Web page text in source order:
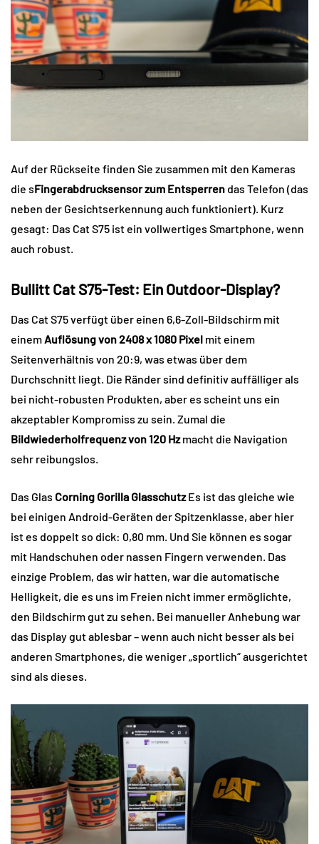
Auf der Rückseite finden Sie zusammen mit den Kameras
die sFingerabdrucksensor zum Entsperren das Telefon (das
neben der Gesichtserkennung auch funktioniert). Kurz
gesagt: Das Cat S75 ist ein vollwertiges Smartphone, wenn
auch robust.
Bullitt Cat S75-Test: Ein Outdoor-Display?
Das Cat S75 verfügt über einen 6,6-Zoll-Bildschirm mit
einemAuflösung von 2408 x 1080 Pixel mit einem
Seitenverhältnis von 20:9, was etwas über dem
Durchschnitt liegt. Die Ränder sind definitiv auffälliger als
bei nicht-robusten Produkten, aber es scheint uns ein
akzeptabler Kompromiss zu sein. Zumal die
Bildwiederholfrequenz von 120 Hzmacht die Navigation
sehr reibungslos.
Das Glas Corning Gorilla GlasschutzEs ist das gleiche wie
bei einigen Android-Geräten der Spitzenklasse, aber hier
ist es doppelt so dick: 0,80 mm. Und Sie können es sogar
mit Handschuhen oder nassen Fingern verwenden. Das
einzige Problem, das wir hatten, war die automatische
Helligkeit, die es uns im Freien nicht immer ermöglichte,
den Bildschirm gut zu sehen. Bei manueller Anhebung war
das Display gut ablesbar – wenn auch nicht besser als bei
anderen Smartphones, die weniger „sportlich“ ausgerichtet
sind als dieses.